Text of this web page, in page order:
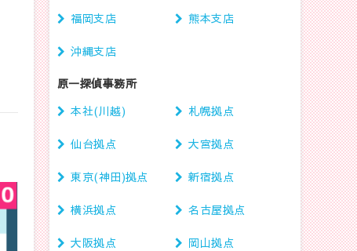
福岡支店 熊本支店
沖縄支店
原一探偵事務所
本社(川越)
札幌拠点
仙台拠点 大宮拠点
東京(神田)拠点 新宿拠点
横浜拠点 名古屋拠点
大阪拠点 岡山拠点